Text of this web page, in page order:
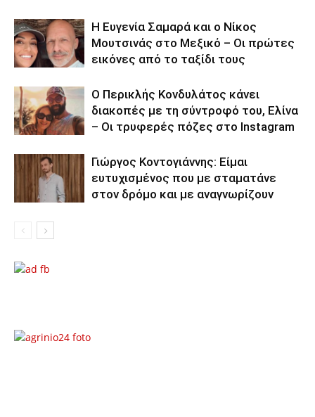
Η Ευγενία Σαμαρά και ο Νίκος
Μουτσινάς στο Μεξικό – Οι πρώτες
εικόνες από το ταξίδι τους
Ο Περικλής Κονδυλάτος κάνει
διακοπές με τη σύντροφό του, Ελίνα
– Οι τρυφερές πόζες στο Instagram
Γιώργος Κοντογιάννης: Είμαι
ευτυχισμένος που με σταματάνε
στον δρόμο και με αναγνωρίζουν